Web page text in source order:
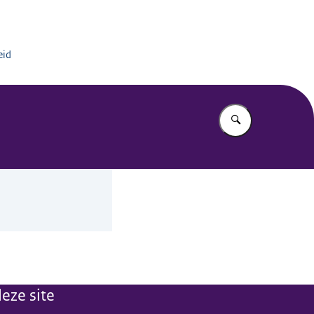
Vul in wat u
site